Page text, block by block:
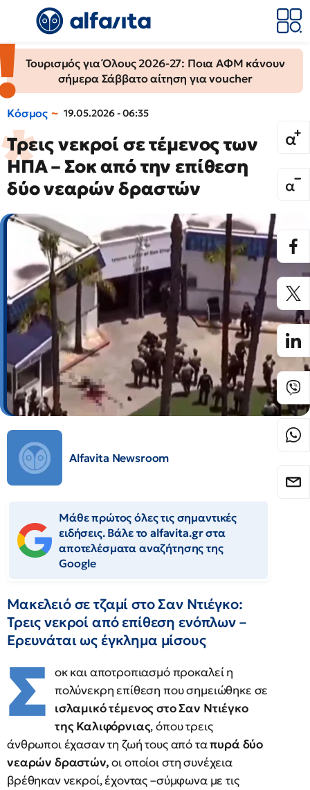
Τουρισμός για Όλους 2026-27: Ποια ΑΦΜ κάνουν
σήμερα Σάββατο αίτηση για voucher
Κόσμος 19.05.2026 - 06:35
Τρεις νεκροί σε τέμενος των
ΗΠΑ – Σοκ από την επίθεση
δύο νεαρών δραστών
Alfavita Newsroom
Μάθε πρώτος όλες τις σημαντικές
ειδήσεις. Βάλε το alfavita.gr στα
αποτελέσματα αναζήτησης της
Google
Μακελειό σε τζαμί στο Σαν Ντιέγκο:
Τρεις νεκροί από επίθεση ενόπλων –
Ερευνάται ως έγκλημα μίσους
Σ οκ και αποτροπιασμό προκαλεί η
πολύνεκρη επίθεση που σημειώθηκε σε
ισλαμικό τέμενος στο Σαν Ντιέγκο
της Καλιφόρνιας, όπου τρεις
άνθρωποι έχασαν τη ζωή τους από ταπυρά δύο
νεαρών δραστών,οι οποίοι στη συνέχεια
βρέθηκαν νεκροί, έχοντας –σύμφωνα με τις